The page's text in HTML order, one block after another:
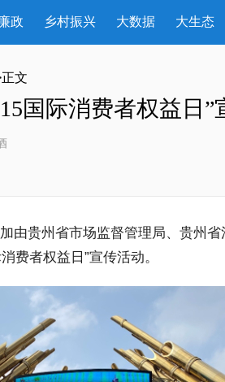
廉政 乡村振兴 大数据 大生态
文
国际消费者权益日”
贵州省市场监督管理局、贵州省
费者权益日”宣传活动。